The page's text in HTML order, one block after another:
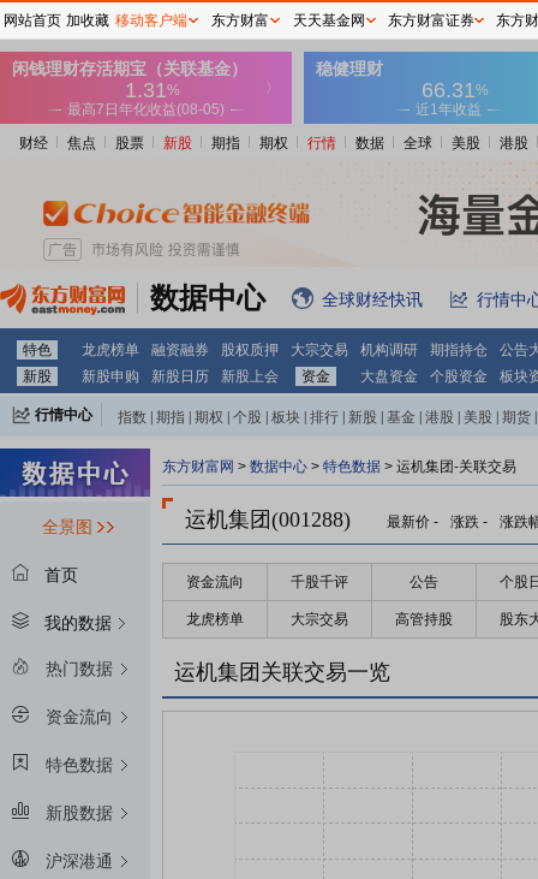
财经 焦点 股票 新股 期指 期权 行情 数据 全球 美股 港股
数据中心 全球财经快讯 行情中
特色 龙虎榜单 融资融券 股权质押 大宗交易 机构调研 期指持仓
公告
新股
新股申购 新股日历 新股上会 资金 大盘资金 个股资金 板块
行情中心 指数 期指 期权 个股 板块 排行 新股 基金 港股 美股 期货
全景图
首页
我的数据
热门数据
资金流向
特色数据
新股数据
沪深港通
东方财富网 > 数据中心 > 特色数据 > 运机集团-关联交易
运机集团(001288) 最新价 - 涨跌 - 涨跌
资金流向 千股千评 公告 个股
龙虎榜单 大宗交易 高管持股 股东
运机集团关联交易一览
网站首页 加收藏 移动客户端 东方财富 天天基金网 东方财富证券 东方